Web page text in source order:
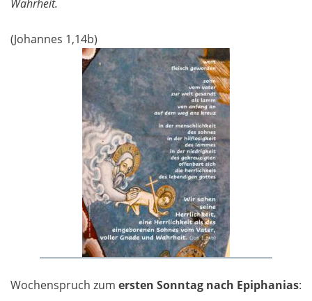
Wahrheit.
(Johannes 1,14b)
Wochenspruch zum ersten Sonntag nach Epiphanias: